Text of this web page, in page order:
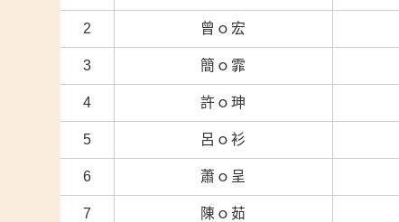
2 曾ｏ宏
3 簡ｏ霏
4 許ｏ珅
5 呂ｏ衫
6 蕭ｏ呈
7 陳ｏ茹